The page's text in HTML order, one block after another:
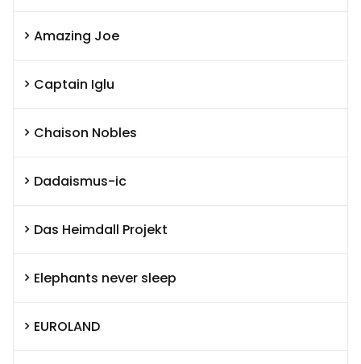
Amazing Joe
Captain Iglu
Chaison Nobles
Dadaismus-ic
Das Heimdall Projekt
Elephants never sleep
EUROLAND